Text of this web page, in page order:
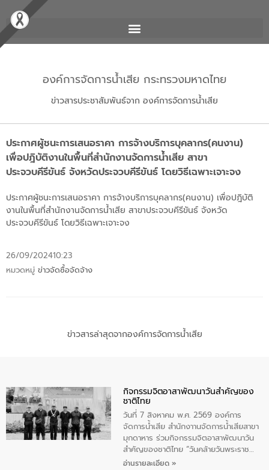
องค์การจัดการน้ำเสีย กระทรวงมหาดไทย
ข่าวสารประชาสัมพันธ์จาก องค์การจัดการน้ำเสีย
ประกาศผู้ชนะการเสนอราคา การจ้างบริการบุคลากร(คนงาน)
เพื่อปฎิบัติงานในพื้นที่สำนักงานจัดการน้ำเสีย สาขา
ประจวบคีรีขันธ์ จังหวัดประจวบคีรีขันธ์ โดยวิธีเฉพาะเจาะจง
ประกาศผู้ชนะการเสนอราคา การจ้างบริการบุคลากร(คนงาน) เพื่อปฎิบัติ
งานในพื้นที่สำนักงานจัดการน้ำเสีย สาขาประจวบคีรีขันธ์ จังหวัด
ประจวบคีรีขันธ์ โดยวิธีเฉพาะเจาะจง
26/09/202410:23
หมวดหมู่ ข่าวจัดซื้อจัดจ้าง
ข่าวสารล่าสุดจากองค์การจัดการน้ำเสีย
กิจกรรมจิตอาสาพัฒนาวันสําคัญของ
ชาติไทย
วันที่ 7 สิงหาคม พ.ศ. 2569 องค์การ
จัดการน้ำเสีย สำนักงาานจัดการน้ำเสียสาขา
มุกดาหาร ร่วมกิจกรรมจิตอาสาพัฒนาวัน
สําคัญของชาติไทย “วันคล้ายวันพระราช
สมภพ สมเด็จพระนางเจ้าสิริกิติ์พระบรม
อ่านรายละเอียด »